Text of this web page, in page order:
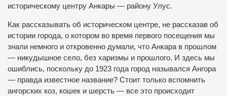
историческому центру Анкары — району Улус.
Как рассказывать об историческом центре, не рассказав об
истории города, о котором во время первого посещения мы
знали немного и откровенно думали, что Анкара в прошлом
— никудышное село, без харизмы и прошлого. И здесь мы
ошиблись, поскольку до 1923 года город назывался Ангора
— правда известное название? Стоит только вспомнить
ангорских коз, кошек и шерсть — все это происходит